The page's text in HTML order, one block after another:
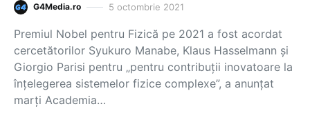
G4Media.ro 5 octombrie 2021
Premiul Nobel pentru Fizică pe 2021 a fost acordat
cercetătorilor Syukuro Manabe, Klaus Hasselmann şi
Giorgio Parisi pentru „pentru contribuţii inovatoare la
înţelegerea sistemelor fizice complexe”, a anunţat
marţi Academia…